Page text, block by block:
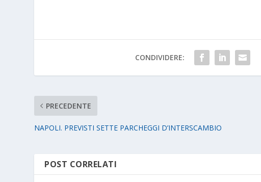
CONDIVIDERE:
PRECEDENTE
NAPOLI. PREVISTI SETTE PARCHEGGI D’INTERSCAMBIO
POST CORRELATI